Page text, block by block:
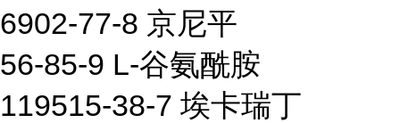
6902-77-8 京尼平
56-85-9 L-谷氨酰胺
119515-38-7 埃卡瑞丁